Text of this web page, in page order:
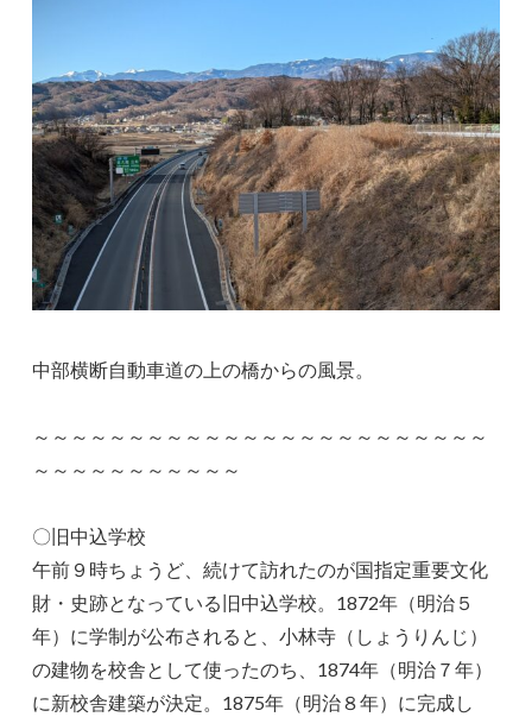
中部横断自動車道の上の橋からの風景。
～～～～～～～～～～～～～～～～～～～～～～～～
～～～～～～～～～～～
〇旧中込学校
午前９時ちょうど、続けて訪れたのが国指定重要文化
財・史跡となっている旧中込学校。1872年（明治５
年）に学制が公布されると、小林寺（しょうりんじ）
の建物を校舎として使ったのち、1874年（明治７年）
に新校舎建築が決定。1875年（明治８年）に完成し